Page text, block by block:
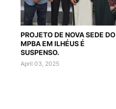
PROJETO DE NOVA SEDE DO
MPBA EM ILHÉUS É
SUSPENSO.
April 03, 2025